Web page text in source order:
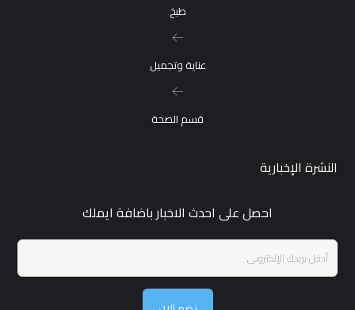
طبخ
عناية وتجميل
قسم الصحة
النشرة الإخبارية
احصل على احدث الاخبار باضافة ايملك